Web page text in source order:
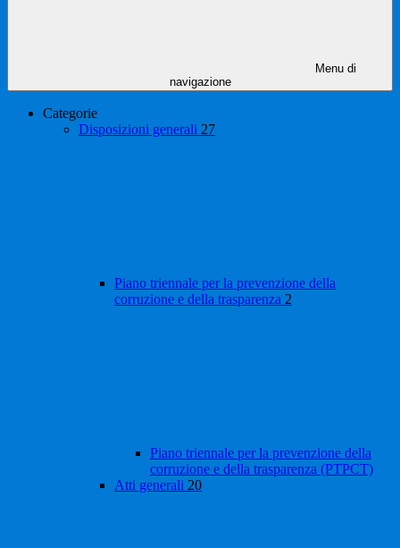
Menu di
navigazione
Categorie
Disposizioni generali 27
Piano triennale per la prevenzione della
corruzione e della trasparenza 2
Piano triennale per la prevenzione della
corruzione e della trasparenza (PTPCT)
Atti generali 20